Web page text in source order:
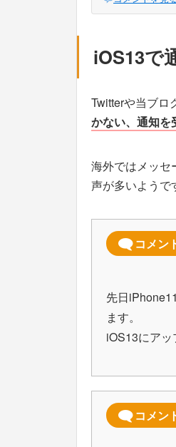
iOS13で
Twitterや当ブロ
かない、通知を
海外ではメッセ
声が多いようで
コメン
先日
ます。
iOS13にア
コメン